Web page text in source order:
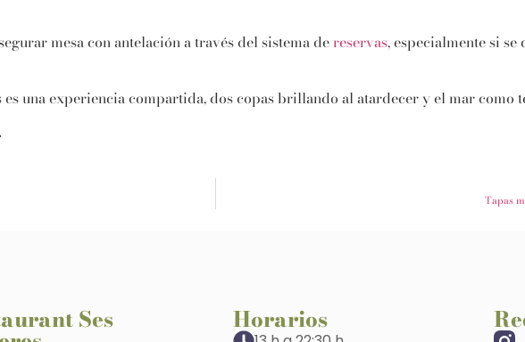
mesa con antelación a través del sistema de reservas, especialmente si
una experiencia compartida, dos copas brillando al atardecer y el mar como
Tapas
Ses Horarios